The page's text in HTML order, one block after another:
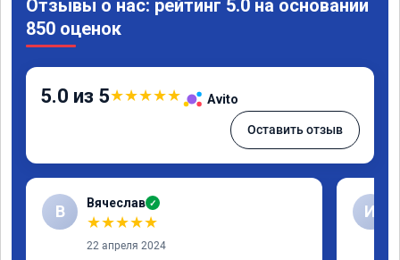
Отзывы о нас: рейтинг 5.0 на основании
850 оценок
5.0 из 5★★★★★ Avito
Оставить отзыв
В Вячеслав ✓
★★★★★
22 апреля 2024
И